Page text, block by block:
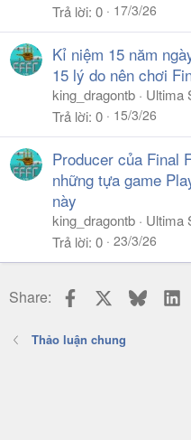
Trả lời 0 17/3/26
Kỉ niệm 15 năm
15 lý do nên chơi
king_dragontb
Ultima
Trả lời 0 15/3/26
Producer của Final
những tựa game
này
king_dragontb
Ultima
Trả lời 0 23/3/26
Share: Facebook Bluesky
Thảo luận chung